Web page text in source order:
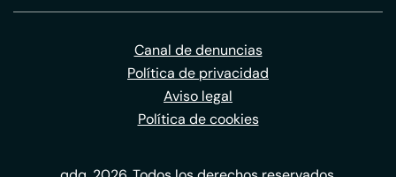
Canal de denuncias
Política de privacidad
Aviso legal
Política de cookies